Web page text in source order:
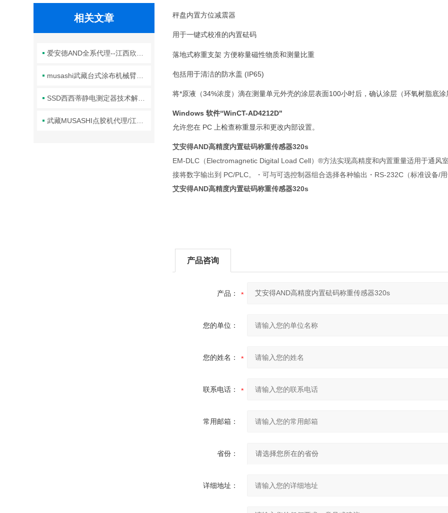
相关文章 秤盘内置方位减震器
用于一键式校准的内置砝码
落地式称重支架 方便称量磁性物质和测量比重
包括用于清洁的防水盖 (IP65)
将*原液（34%浓度）滴在测量单元外壳的涂层表面100小时后，确认涂层（环氧树脂底涂
Windows 软件“WinCT-AD4212D"
允许您在 PC 上检查称重显示和更改内部设置。
艾安得AND高精度内置砝码称重传感器320s
EM-DLC（Electromagnetic Digital Load Cell）®方法实现高精度和内置重量适用于通风
接将数字输出到 PC/PLC。・可与可选控制器组合选择各种输出・RS-232C（标准设备/
艾安得AND高精度内置砝码称重传感器320s
产品咨询
产品：
您的单位：
您的姓名：
联系电话：
常用邮箱：
省份：
详细地址：